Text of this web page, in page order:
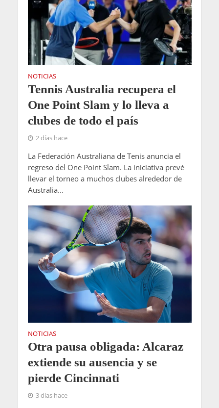
NOTICIAS
Tennis Australia recupera el
One Point Slam y lo lleva a
clubes de todo el país
2 días hace
La Federación Australiana de Tenis anuncia el
regreso del One Point Slam. La iniciativa prevé
llevar el torneo a muchos clubes alrededor de
Australia...
NOTICIAS
Otra pausa obligada: Alcaraz
extiende su ausencia y se
pierde Cincinnati
3 días hace